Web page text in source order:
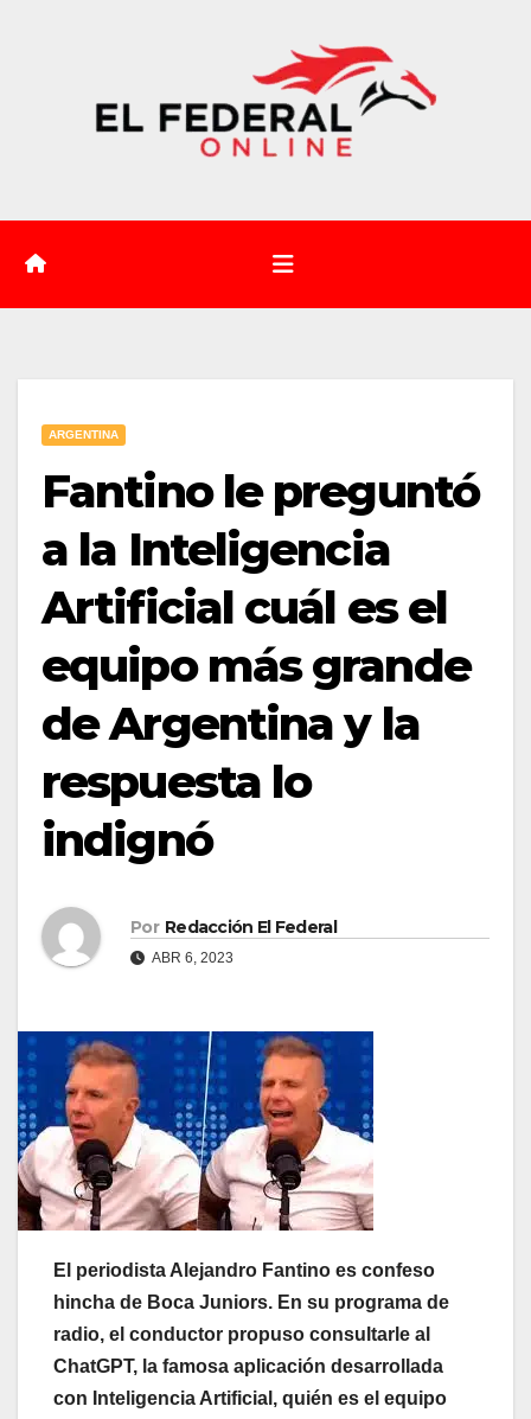
ARGENTINA
Fantino le preguntó
a la Inteligencia
Artificial cuál es el
equipo más grande
de Argentina y la
respuesta lo
indignó
Por Redacción El Federal
ABR 6, 2023
El periodista Alejandro Fantino es confeso
hincha de Boca Juniors. En su programa de
radio, el conductor propuso consultarle al
ChatGPT, la famosa aplicación desarrollada
con Inteligencia Artificial, quién es el equipo